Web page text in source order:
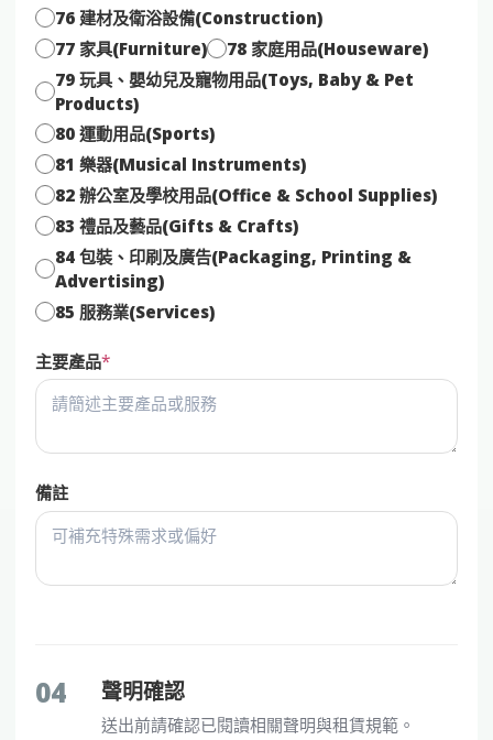
76 建材及衛浴設備(Construction)
77 家具(Furniture)
78 家庭用品(Houseware)
79 玩具、嬰幼兒及寵物用品(Toys, Baby & Pet
Products)
80 運動用品(Sports)
81 樂器(Musical Instruments)
82 辦公室及學校用品(Office & School Supplies)
83 禮品及藝品(Gifts & Crafts)
84 包裝、印刷及廣告(Packaging, Printing &
Advertising)
85 服務業(Services)
主要產品
備註
04 聲明確認
送出前請確認已閱讀相關聲明與租賃規範。